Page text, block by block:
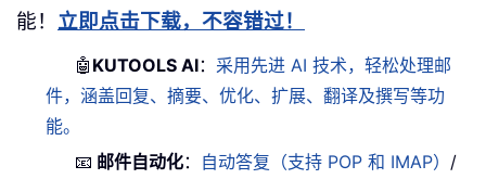
能！ 立即点击下载，不容错过！
🤖 KUTOOLS AI： 采用先进 AI 技术，轻松处理邮
件，涵盖回复、摘要、优化、扩展、翻译及撰写等功
能。
📧 邮件自动化： 自动答复（支持 POP 和 IMAP） /